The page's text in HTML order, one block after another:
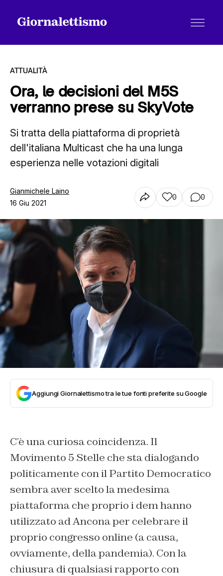
Tutti gli articoli
Chi siamo
Contatti
ATTUALITÀ
Ora, le decisioni del M5S
verranno prese su SkyVote
Si tratta della piattaforma di proprietà
dell'italiana Multicast che ha una lunga
esperienza nelle votazioni digitali
Gianmichele Laino
16 Giu 2021
0 0
Aggiungi Giornalettismo tra le tue fonti preferite su Google
C’è una curiosa coincidenza. Il
Movimento 5 Stelle che sta dialogando
politicamente con il Partito Democratico
sembra aver scelto la medesima
piattaforma che proprio i dem hanno
utilizzato ad Ancona per celebrare il
proprio congresso online (a causa,
ovviamente, della pandemia). Con la
chiusura di qualsiasi rapporto con